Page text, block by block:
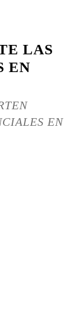
LAS
EN
EN